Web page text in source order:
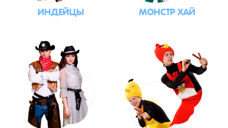
ИНДЕЙЦЫ МОНСТР ХАЙ